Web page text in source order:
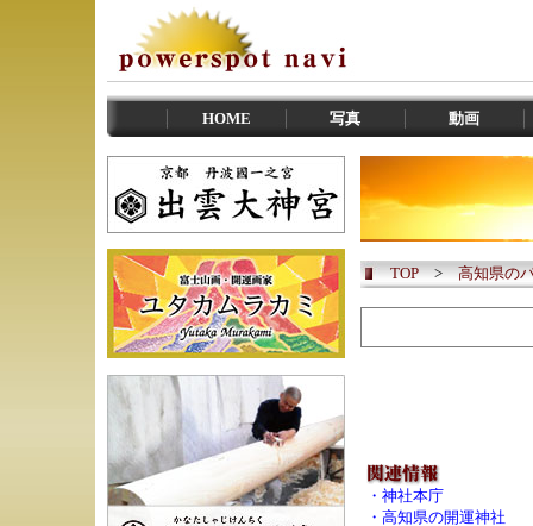
HOME 写真 動画
TOP>高知県の
・ 神社本庁
・ 高知県の開運神社